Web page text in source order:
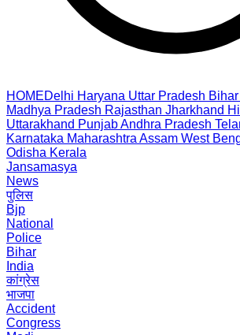
HOMEDelhi Haryana Uttar Pradesh Bihar
Madhya Pradesh Rajasthan Jharkhand
Uttarakhand PunjabAndhra Pradesh
Karnataka Maharashtra Assam West
Odisha Kerala
Jansamasya
News
पुलिस
Bjp
National
Police
Bihar
India
कांग्रेस
भाजपा
Accident
Congress